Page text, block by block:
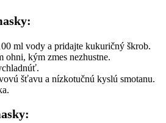
ml vody a pridajte kukuričný škrob.
ohni, kým zmes nezhustne.
šťavu a nízkotučnú kyslú smotanu.